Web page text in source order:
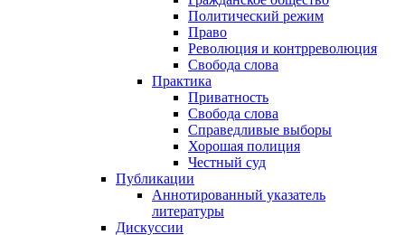
Политический режим
Право
Революция и контрреволюция
Свобода слова
Практика
Приватность
Свобода слова
Справедливые выборы
Хорошая полиция
Честный суд
Публикации
Аннотированный указатель
литературы
Дискуссии